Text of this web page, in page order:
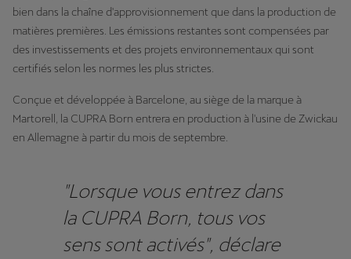
bien dans la chaîne d'approvisionnement que dans la production de
matières premières. Les émissions restantes sont compensées par
des investissements et des projets environnementaux qui sont
certifiés selon les normes les plus strictes.
Conçue et développée à Barcelone, au siège de la marque à
Martorell, la CUPRA Born entrera en production à l'usine de Zwickau
en Allemagne à partir du mois de septembre.
"Lorsque vous entrez dans
la CUPRA Born, tous vos
sens sont activés", déclare